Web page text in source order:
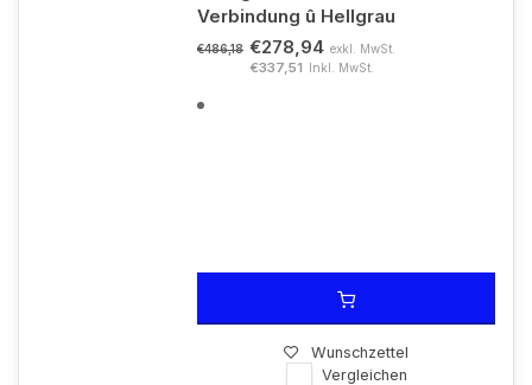
Verbindung û Hellgrau
€486,18 €278,94 exkl. MwSt.
€337,51 Inkl. MwSt.
Wunschzettel
Vergleichen